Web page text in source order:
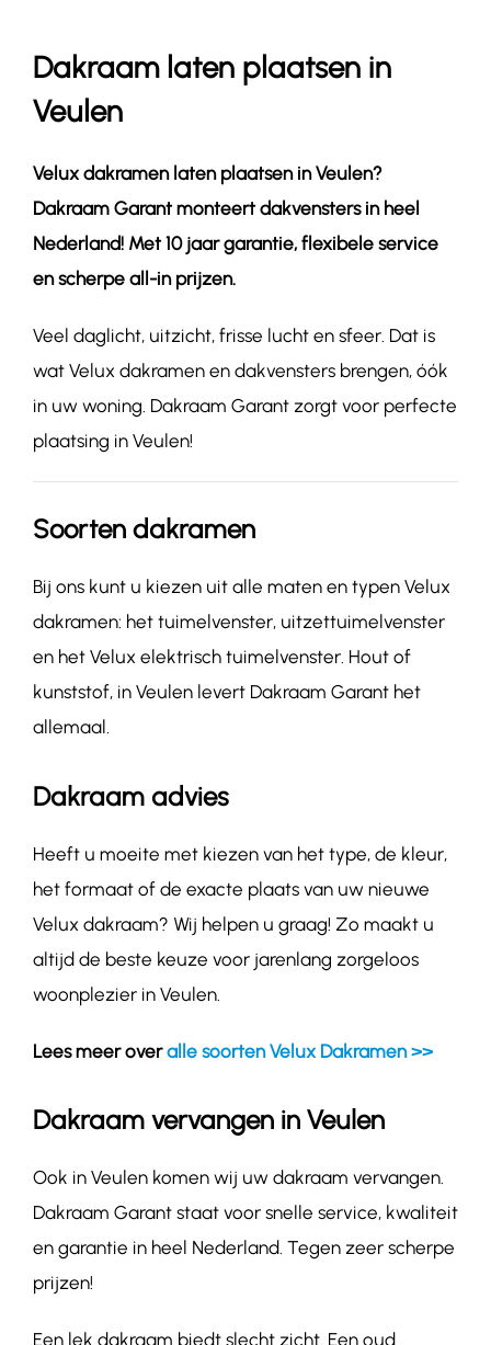
Contact
Dakraam laten plaatsen in
Veulen
Velux dakramen laten plaatsen inVeulen?
Dakraam Garant monteert dakvensters in heel
Nederland! Met 10 jaar garantie, flexibele service
en scherpe all-in prijzen.
Veel daglicht, uitzicht, frisse lucht en sfeer. Dat is
wat Velux dakramen en dakvensters brengen, óók
in uw woning. Dakraam Garant zorgt voor perfecte
plaatsing in Veulen!
Soorten dakramen
Bij ons kunt u kiezen uit alle maten en typen Velux
dakramen: het tuimelvenster, uitzettuimelvenster
en het Velux elektrisch tuimelvenster. Hout of
kunststof, in Veulen levert Dakraam Garant het
allemaal.
Dakraam advies
Heeft u moeite met kiezen van het type, de kleur,
het formaat of de exacte plaats van uw nieuwe
Velux dakraam? Wij helpen u graag! Zo maakt u
altijd de beste keuze voor jarenlang zorgeloos
woonplezier in Veulen.
Lees meer overalle soorten Velux Dakramen >>
Dakraam vervangen in Veulen
Ook in Veulen komen wij uw dakraam vervangen.
Dakraam Garant staat voor snelle service, kwaliteit
en garantie in heel Nederland. Tegen zeer scherpe
prijzen!
Een lek dakraam biedt slecht zicht. Een oud